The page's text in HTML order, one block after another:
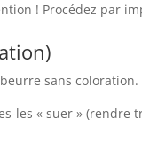
! Procédez par
sans coloration.
les « suer » (rendre